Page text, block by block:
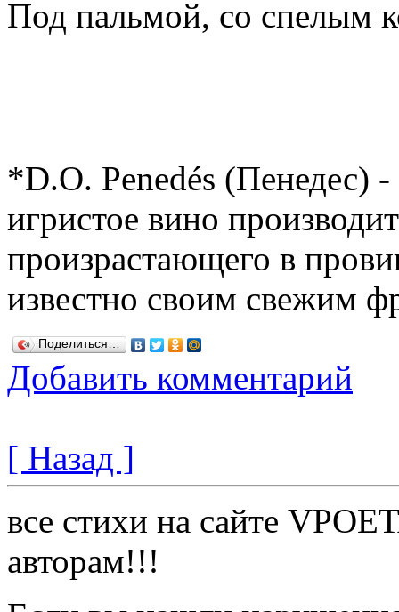
Под пальмой, со спелым
*D.O. Penedés (Пенедес)
игристое вино
произрастающего в
известно своим свежим
Поделиться…
Добавить комментарий
[ Назад ]
все стихи на сайте
авторам!!!